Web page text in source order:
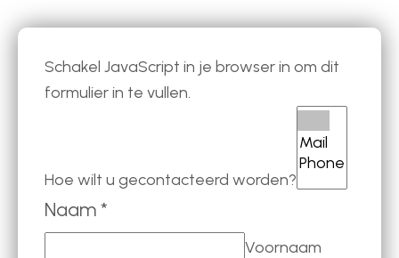
Schakel JavaScript in je browser in om dit
formulier in te vullen.
Hoe wilt u gecontacteerd worden?
Naam*
Voornaam